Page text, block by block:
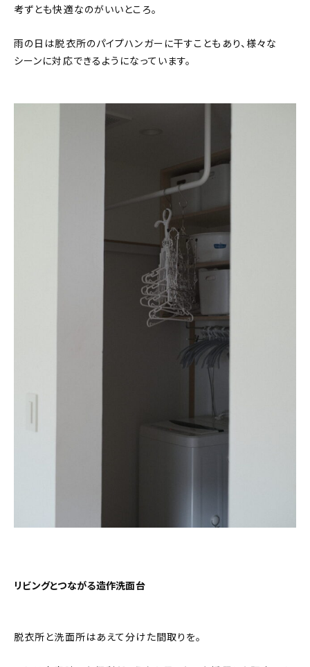
考ずとも快適なのがいいところ。
雨の日は脱衣所のパイプハンガーに干すこともあり、様々な
シーンに対応できるようになっています。
リビングとつながる造作洗面台
脱衣所と洗面所はあえて分けた間取りを。